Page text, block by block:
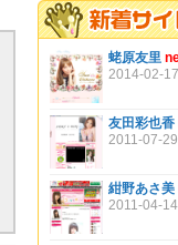
蛯原友里
2014-02-
友田彩也香
2011-07-
紺野あさ美
2011-04-